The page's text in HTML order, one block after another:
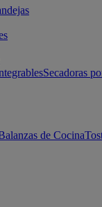
Secadoras
de Cocina